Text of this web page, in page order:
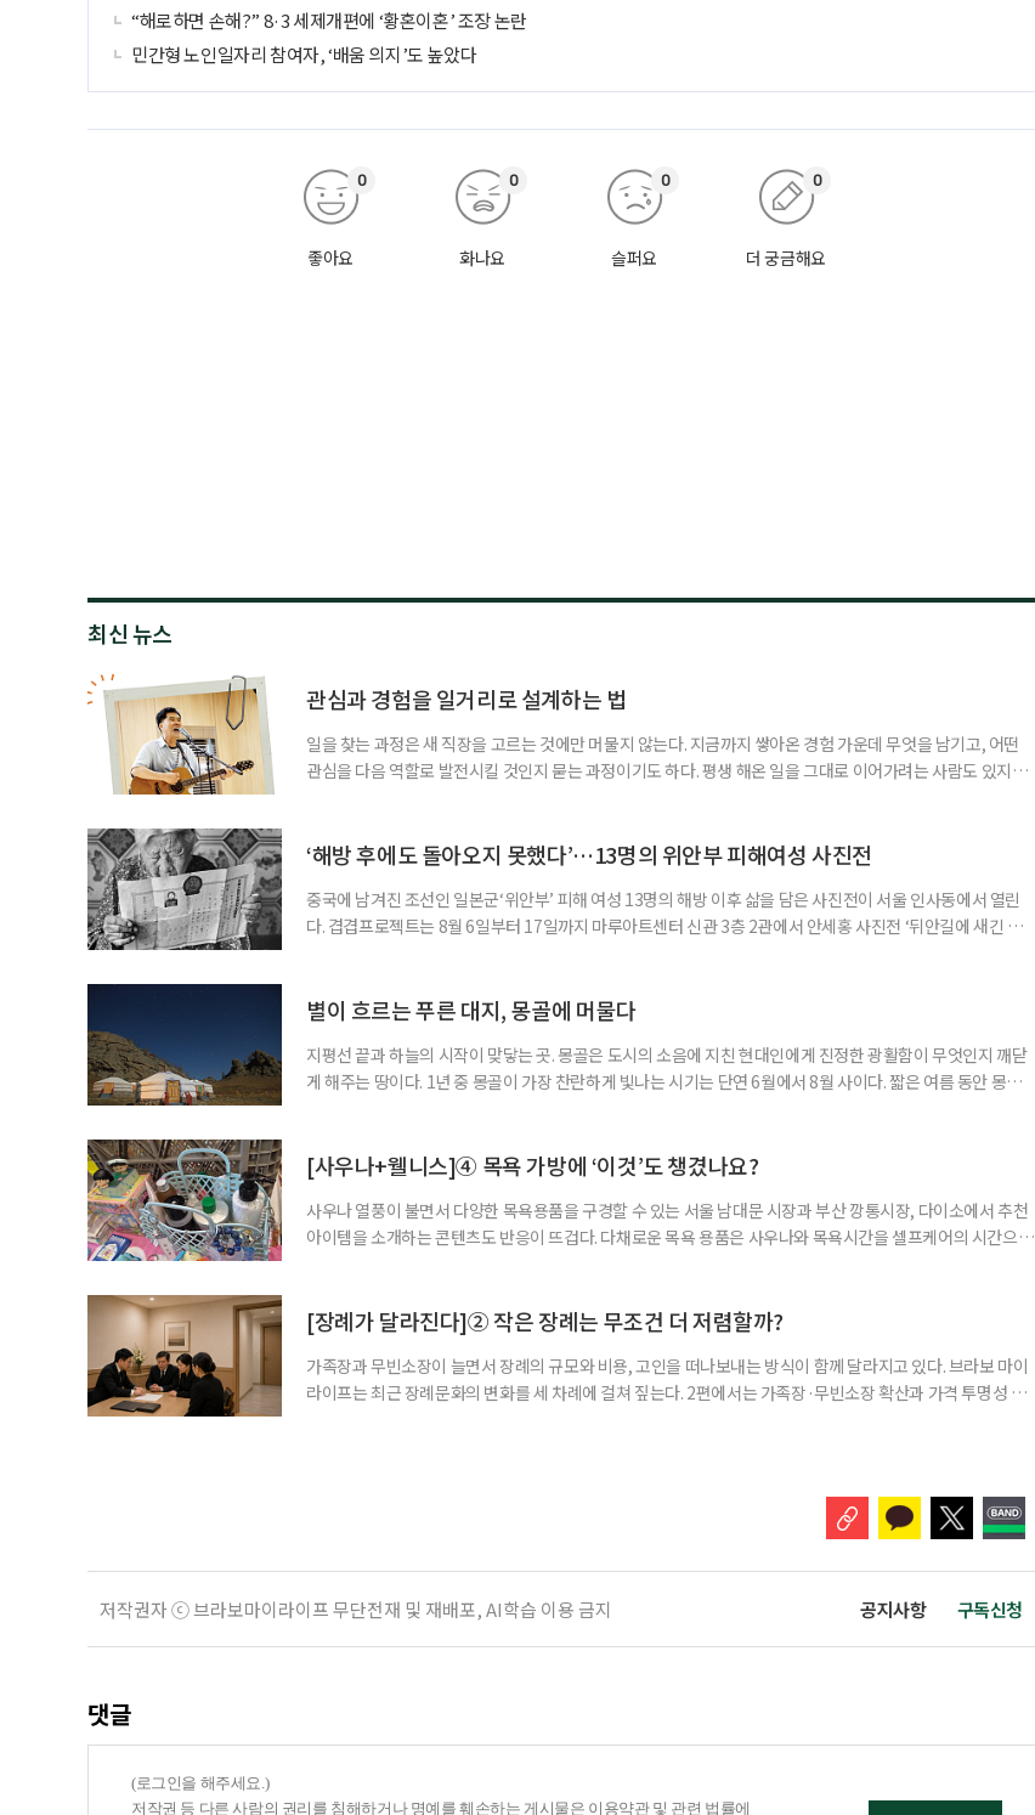
“해로하면 손해?” 8·3 세제개편에 ‘황혼이혼’ 조장 논란
민간형 노인일자리 참여자, ‘배움 의지’도 높았다
좋아요
0
화나요
0
슬퍼요
0
더 궁금해요
0
최신 뉴스
관심과 경험을 일거리로 설계하는 법
일을 찾는 과정은 새 직장을 고르는 것에만 머물지 않는다. 지금까지 쌓아온 경험 가운데 무엇을 남기고, 어떤
관심을 다음 역할로 발전시킬 것인지 묻는 과정이기도 하다. 평생 해온 일을 그대로 이어가려는 사람도 있지만,
시한다고 해서 수익을 가볍게 본다는 뜻은 아니다. 다만 재미탐구형에게 일은 급여만으로 충족되지 않는다
‘해방 후에도 돌아오지 못했다’…13명의 위안부 피해여성 사진전
중국에 남겨진 조선인 일본군‘위안부’ 피해 여성 13명의 해방 이후 삶을 담은 사진전이 서울 인사동에서 열린
다. 겹겹프로젝트는 8월 6일부터 17일까지 마루아트센터 신관 3층 2관에서 안세홍 사진전 ‘뒤안길에 새긴 이
자신의 생애를 증명하기 위해 간직한 문서, 피해 장소를 다시 찾으며 어렵게 꺼낸 증언이 한 사람
별이 흐르는 푸른 대지, 몽골에 머물다
지평선 끝과 하늘의 시작이 맞닿는 곳. 몽골은 도시의 소음에 지친 현대인에게 진정한 광활함이 무엇인지 깨닫
게 해주는 땅이다. 1년 중 몽골이 가장 찬란하게 빛나는 시기는 단연 6월에서 8월 사이다. 짧은 여름 동안 몽골
막까지. 시간이 멈춘 듯한 대자연의 품으로 떠나는 여정을 시작한다. 몽골의 대표 여행지, 테를지 국립
[사우나+웰니스]④ 목욕 가방에 ‘이것’도 챙겼나요?
사우나 열풍이 불면서 다양한 목욕용품을 구경할 수 있는 서울 남대문 시장과 부산 깡통시장, 다이소에서 추천
아이템을 소개하는 콘텐츠도 반응이 뜨겁다. 다채로운 목욕 용품은 사우나와 목욕시간을 셀프케어의 시간으로
감을 식힌다. 이들의 목욕 가방에 샴푸나 로션은 물론 방석·모자·물병·티백·간식, 피부 상태에 맞춘 샤워 타
[장례가 달라진다]② 작은 장례는 무조건 더 저렴할까?
가족장과 무빈소장이 늘면서 장례의 규모와 비용, 고인을 떠나보내는 방식이 함께 달라지고 있다. 브라보 마이
라이프는 최근 장례문화의 변화를 세 차례에 걸쳐 짚는다. 2편에서는 가족장·무빈소장 확산과 가격 투명성 문
저작권자 ⓒ 브라보마이라이프 무단전재 및 재배포, AI학습 이용 금지 공지사항 구독신청
댓글